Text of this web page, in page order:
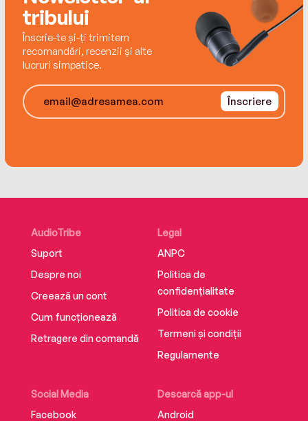
tribului
Înscrie-te și-ți trimitem
recomandări, recenzii și alte
lucruri simpatice.
Înscriere
AudioTribe
Suport
Despre noi
Creează un cont
Cum funcționează
Retragere din comandă
Social Media
Facebook
Descarcă app-ul
Android
Legal
ANPC
Politica de
confidențialitate
Politica de cookie
Termeni și condiții
Regulamente